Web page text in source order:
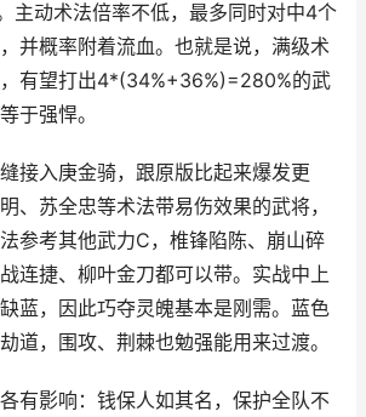
主动术法倍率不低，最多同时对中4个
并概率附着流血。也就是说，满级术
有望打出4*(34%+36%)=280%的武
于强悍。
入庚金骑，跟原版比起来爆发更
、苏全忠等术法带易伤效果的武将，
参考其他武力C，椎锋陷陈、崩山碎
连捷、柳叶金刀都可以带。实战中上
蓝，因此巧夺灵魄基本是刚需。蓝色
道，围攻、荆棘也勉强能用来过渡。
影响：钱保人如其名，保护全队不